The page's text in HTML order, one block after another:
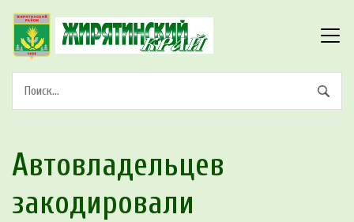
Автовладельцев
закодировали